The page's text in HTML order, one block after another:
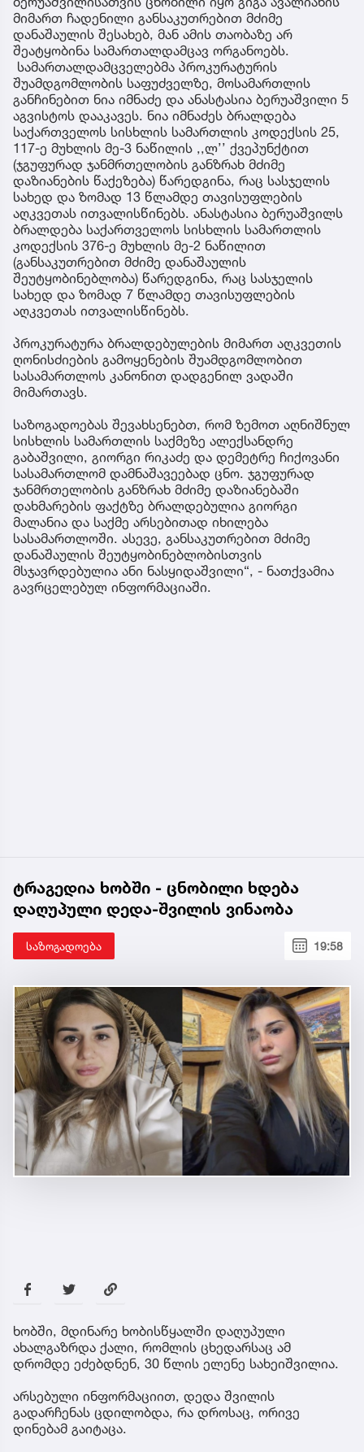
მიმართ ჩადენილი განსაკუთრებით მძიმე
დანაშაულის შესახებ, მან ამის თაობაზე არ
შეატყობინა სამართალდამცავ ორგანოებს.
სამართალდამცველებმა პროკურატურის
შუამდგომლობის საფუძველზე, მოსამართლის
განჩინებით ნია იმნაძე და ანასტასია ბერუაშვილი 5
აგვისტოს დააკავეს. ნია იმნაძეს ბრალდება
საქართველოს სისხლის სამართლის კოდექსის 25,
117-ე მუხლის მე-3 ნაწილის ,,ლ’’ ქვეპუნქტით
(ჯგუფურად ჯანმრთელობის განზრახ მძიმე
დაზიანების წაქეზება) წარედგინა, რაც სასჯელის
სახედ და ზომად 13 წლამდე თავისუფლების
აღკვეთას ითვალისწინებს. ანასტასია ბერუაშვილს
ბრალდება საქართველოს სისხლის სამართლის
კოდექსის 376-ე მუხლის მე-2 ნაწილით
(განსაკუთრებით მძიმე დანაშაულის
შეუტყობინებლობა) წარედგინა, რაც სასჯელის
სახედ და ზომად 7 წლამდე თავისუფლების
აღკვეთას ითვალისწინებს.
პროკურატურა ბრალდებულების მიმართ აღკვეთის
ღონისძიების გამოყენების შუამდგომლობით
სასამართლოს კანონით დადგენილ ვადაში
მიმართავს.
საზოგადოებას შევახსენებთ, რომ ზემოთ აღნიშნულ
სისხლის სამართლის საქმეზე ალექსანდრე
გაბაშვილი, გიორგი რიკაძე და დემეტრე ჩიქოვანი
სასამართლომ დამნაშავეებად ცნო. ჯგუფურად
ჯანმრთელობის განზრახ მძიმე დაზიანებაში
დახმარების ფაქტზე ბრალდებულია გიორგი
მალანია და საქმე არსებითად იხილება
სასამართლოში. ასევე, განსაკუთრებით მძიმე
დანაშაულის შეუტყობინებლობისთვის
მსჯავრდებულია ანი ნასყიდაშვილი“, - ნათქვამია
გავრცელებულ ინფორმაციაში.
ტრაგედია ხობში - ცნობილი ხდება
დაღუპული დედა-შვილის ვინაობა
საზოგადოება 19:58
ხობში, მდინარე ხობისწყალში დაღუპული
ახალგაზრდა ქალი, რომლის ცხედარსაც ამ
დრომდე ეძებდნენ, 30 წლის ელენე სახეიშვილია.
არსებული ინფორმაციით, დედა შვილის
გადარჩენას ცდილობდა, რა დროსაც, ორივე
დინებამ გაიტაცა.